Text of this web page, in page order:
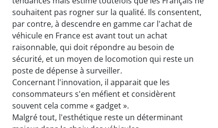
souhaitent pas rogner sur la qualité. Ils consentent,
par contre, à descendre en gamme car l'achat de
véhicule en France est avant tout un achat
raisonnable, qui doit répondre au besoin de
sécurité, et un moyen de locomotion qui reste un
poste de dépense à surveiller.
Concernant l'innovation, il apparait que les
consommateurs s'en méfient et considèrent
souvent cela comme « gadget ».
Malgré tout, l'esthétique reste un déterminant